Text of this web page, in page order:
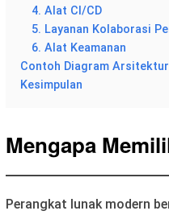
4. Alat CI/CD
5. Layanan Kolaborasi
6. Alat Keamanan
Contoh Diagram Arsitektur
Kesimpulan
Mengapa
Perangkat lunak modern